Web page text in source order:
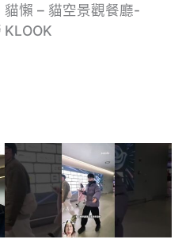
貓懶 – 貓空景觀餐廳-
KLOOK